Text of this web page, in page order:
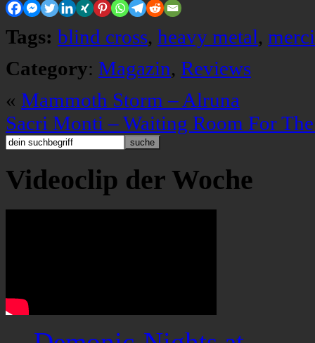
Tags: blind cross, heavy metal,
Category: Magazin, Reviews
« Mammoth Storm – Alruna
Sacri Monti – Waiting Room For
Videoclip der Woche